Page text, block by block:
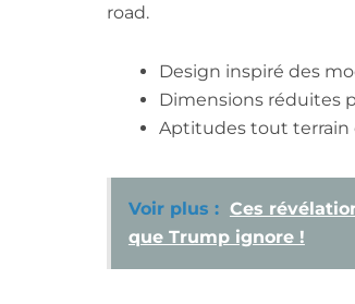
road.
Design inspiré des
Dimensions réduites
Aptitudes tout terrain
Voir plus : Ces
que Trump ignore !